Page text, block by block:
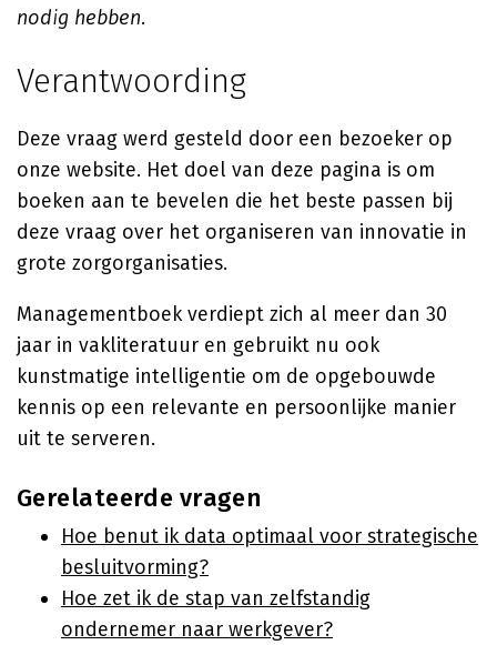
nodig hebben.
Verantwoording
Deze vraag werd gesteld door een bezoeker op
onze website. Het doel van deze pagina is om
boeken aan te bevelen die het beste passen bij
deze vraag over het organiseren van innovatie in
grote zorgorganisaties.
Managementboek verdiept zich al meer dan 30
jaar in vakliteratuur en gebruikt nu ook
kunstmatige intelligentie om de opgebouwde
kennis op een relevante en persoonlijke manier
uit te serveren.
Gerelateerde vragen
Hoe benut ik data optimaal voor strategische
besluitvorming?
Hoe zet ik de stap van zelfstandig
ondernemer naar werkgever?